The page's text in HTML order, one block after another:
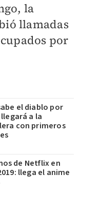
la
llamadas
por
el diablo por
a la
con primeros
de Netflix en
llega el anime